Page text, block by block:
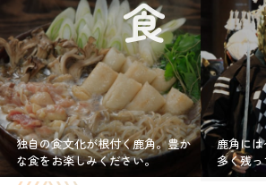
食
独自の食文化が根付く鹿角。豊か
な食をお楽しみください。
鹿角に
多く残っ